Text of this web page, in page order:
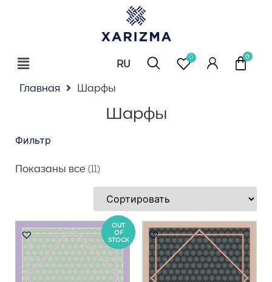
RU
EN 0
Главная Шарфы
Шарфы
Фильтр
Показаны все (11)
OUT
OF
STOCK